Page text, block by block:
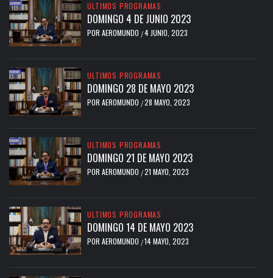
ULTIMOS PROGRAMAS
DOMINGO 4 DE JUNIO 2023
POR AEROMUNDO /4 JUNIO, 2023
ULTIMOS PROGRAMAS
DOMINGO 28 DE MAYO 2023
POR AEROMUNDO /28 MAYO, 2023
ULTIMOS PROGRAMAS
DOMINGO 21 DE MAYO 2023
POR AEROMUNDO /21 MAYO, 2023
ULTIMOS PROGRAMAS
DOMINGO 14 DE MAYO 2023
POR AEROMUNDO /14 MAYO, 2023